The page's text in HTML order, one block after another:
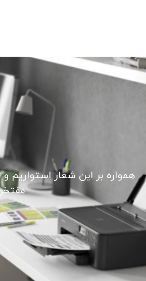
همواره بر این شعار استواریم